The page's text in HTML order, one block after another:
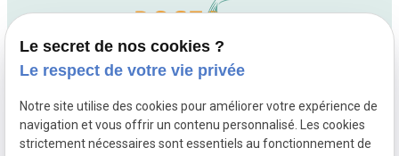
01 88 24 54 84
Le secret de nos cookies ?
Le respect de votre vie privée
Notre site utilise des cookies pour améliorer votre expérience de
navigation et vous offrir un contenu personnalisé. Les cookies
strictement nécessaires sont essentiels au fonctionnement de